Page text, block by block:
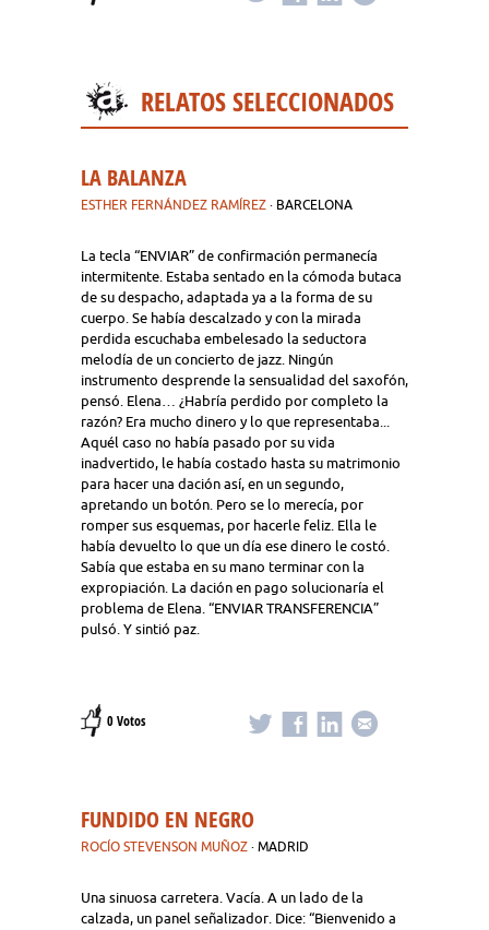
RELATOS SELECCIONADOS
LA BALANZA
ESTHER FERNÁNDEZ RAMÍREZ · BARCELONA
La tecla “ENVIAR” de confirmación permanecía
intermitente. Estaba sentado en la cómoda butaca
de su despacho, adaptada ya a la forma de su
cuerpo. Se había descalzado y con la mirada
perdida escuchaba embelesado la seductora
melodía de un concierto de jazz. Ningún
instrumento desprende la sensualidad del saxofón,
pensó. Elena… ¿Habría perdido por completo la
razón? Era mucho dinero y lo que representaba...
Aquél caso no había pasado por su vida
inadvertido, le había costado hasta su matrimonio
para hacer una dación así, en un segundo,
apretando un botón. Pero se lo merecía, por
romper sus esquemas, por hacerle feliz. Ella le
había devuelto lo que un día ese dinero le costó.
Sabía que estaba en su mano terminar con la
expropiación. La dación en pago solucionaría el
problema de Elena. “ENVIAR TRANSFERENCIA”
pulsó. Y sintió paz.
0 Votos
FUNDIDO EN NEGRO
ROCÍO STEVENSON MUÑOZ · MADRID
Una sinuosa carretera. Vacía. A un lado de la
calzada, un panel señalizador. Dice: “Bienvenido a